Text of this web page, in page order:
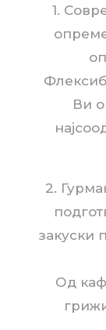
1.
Ви
2.
закуски
Од